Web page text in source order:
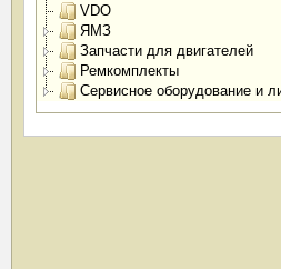
VDO
ЯМЗ
Запчасти для двигателей
Ремкомплекты
Сервисное оборудование и